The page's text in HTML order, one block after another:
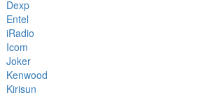
Dexp
Entel
iRadio
Icom
Joker
Kenwood
Kirisun